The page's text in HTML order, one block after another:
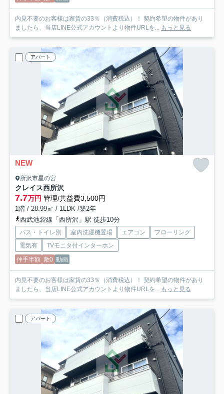
内見不要のお客様は家賃の33％（消費税込）！ 契約希望の物件があり
ましたら、当店LINE公式アカウントより物件URLを...
もっと見る
アパート
NEW
所沢市星の宮
クレイス西所沢
7.7万円 管理/共益費3,500円
1階 / 28.99㎡ / 1LDK /築2年
西武池袋線「西所沢」駅 徒歩10分
バス・トイレ別 室内洗濯機置場 エアコン
フローリング
電気有
TVモニタ付インターホン
仲手半額 敷0 動画
内見不要のお客様は家賃の33％（消費税込）！ 契約希望の物件があり
ましたら、当店LINE公式アカウントより物件URLを...
もっと見る
アパート